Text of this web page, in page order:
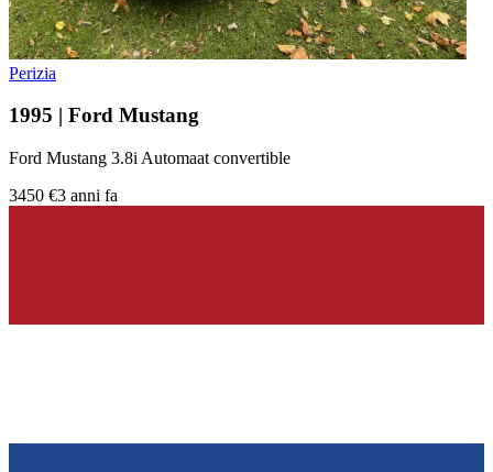
Perizia
1995 | Ford Mustang
Ford Mustang 3.8i Automaat convertible
3450 €3 anni fa